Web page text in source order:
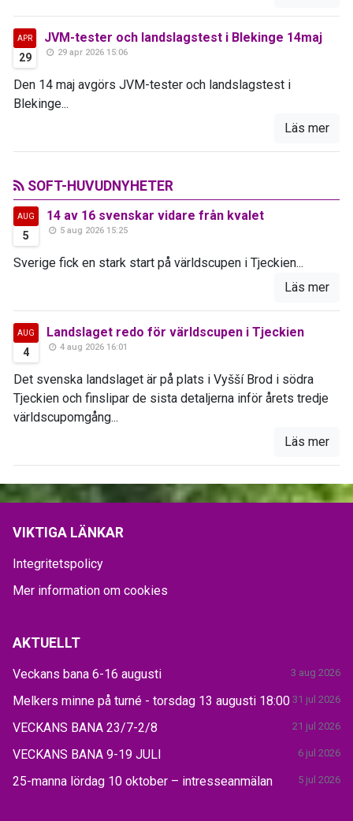
APR
29
JVM-tester och landslagstest i Blekinge 14maj
29 apr 2026 15:06
Den 14 maj avgörs JVM-tester och landslagstest i
Blekinge...
Läs mer
SOFT-HUVUDNYHETER
AUG
5
14 av 16 svenskar vidare från kvalet
5 aug 2026 15:25
Sverige fick en stark start på världscupen i Tjeckien...
Läs mer
AUG
4
Landslaget redo för världscupen i Tjeckien
4 aug 2026 16:01
Det svenska landslaget är på plats i Vyšší Brod i södra
Tjeckien och finslipar de sista detaljerna inför årets tredje
världscupomgång...
Läs mer
VIKTIGA LÄNKAR
Integritetspolicy
Mer information om cookies
AKTUELLT
Veckans bana 6-16 augusti 3 aug 2026
Melkers minne på turné - torsdag 13 augusti 18:00 31 jul 2026
VECKANS BANA 23/7-2/8 21 jul 2026
VECKANS BANA 9-19 JULI 6 jul 2026
25-manna lördag 10 oktober – intresseanmälan 5 jul 2026